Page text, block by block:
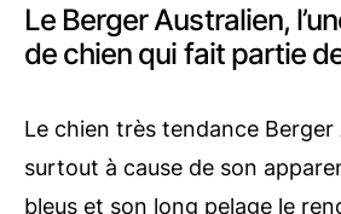
Le Berger Australien,
de chien qui fait partie
Le chien très tendance Berger
surtout à cause de son
bleus et son long pelage le